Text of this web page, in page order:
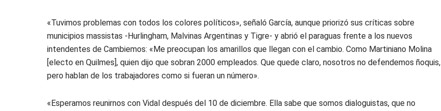
«Tuvimos problemas con todos los colores políticos», señaló García, aunque priorizó sus críticas sobre
municipios massistas -Hurlingham, Malvinas Argentinas y Tigre- y abrió el paraguas frente a los nuevos
intendentes de Cambiemos: «Me preocupan los amarillos que llegan con el cambio. Como Martiniano Molina
[electo en Quilmes], quien dijo que sobran 2000 empleados. Que quede claro, nosotros no defendemos ñoquis,
pero hablan de los trabajadores como si fueran un número».
«Esperamos reunirnos con Vidal después del 10 de diciembre. Ella sabe que somos dialoguistas, que no